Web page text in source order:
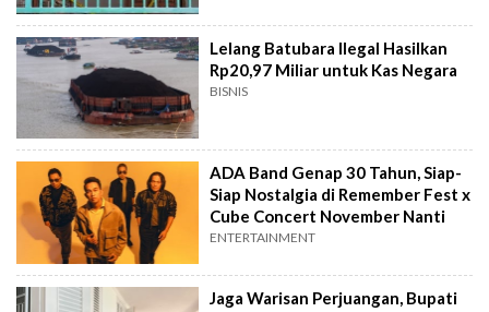
Lelang Batubara Ilegal Hasilkan
Rp20,97 Miliar untuk Kas Negara
BISNIS
ADA Band Genap 30 Tahun, Siap-
Siap Nostalgia di Remember Fest x
Cube Concert November Nanti
ENTERTAINMENT
Jaga Warisan Perjuangan, Bupati